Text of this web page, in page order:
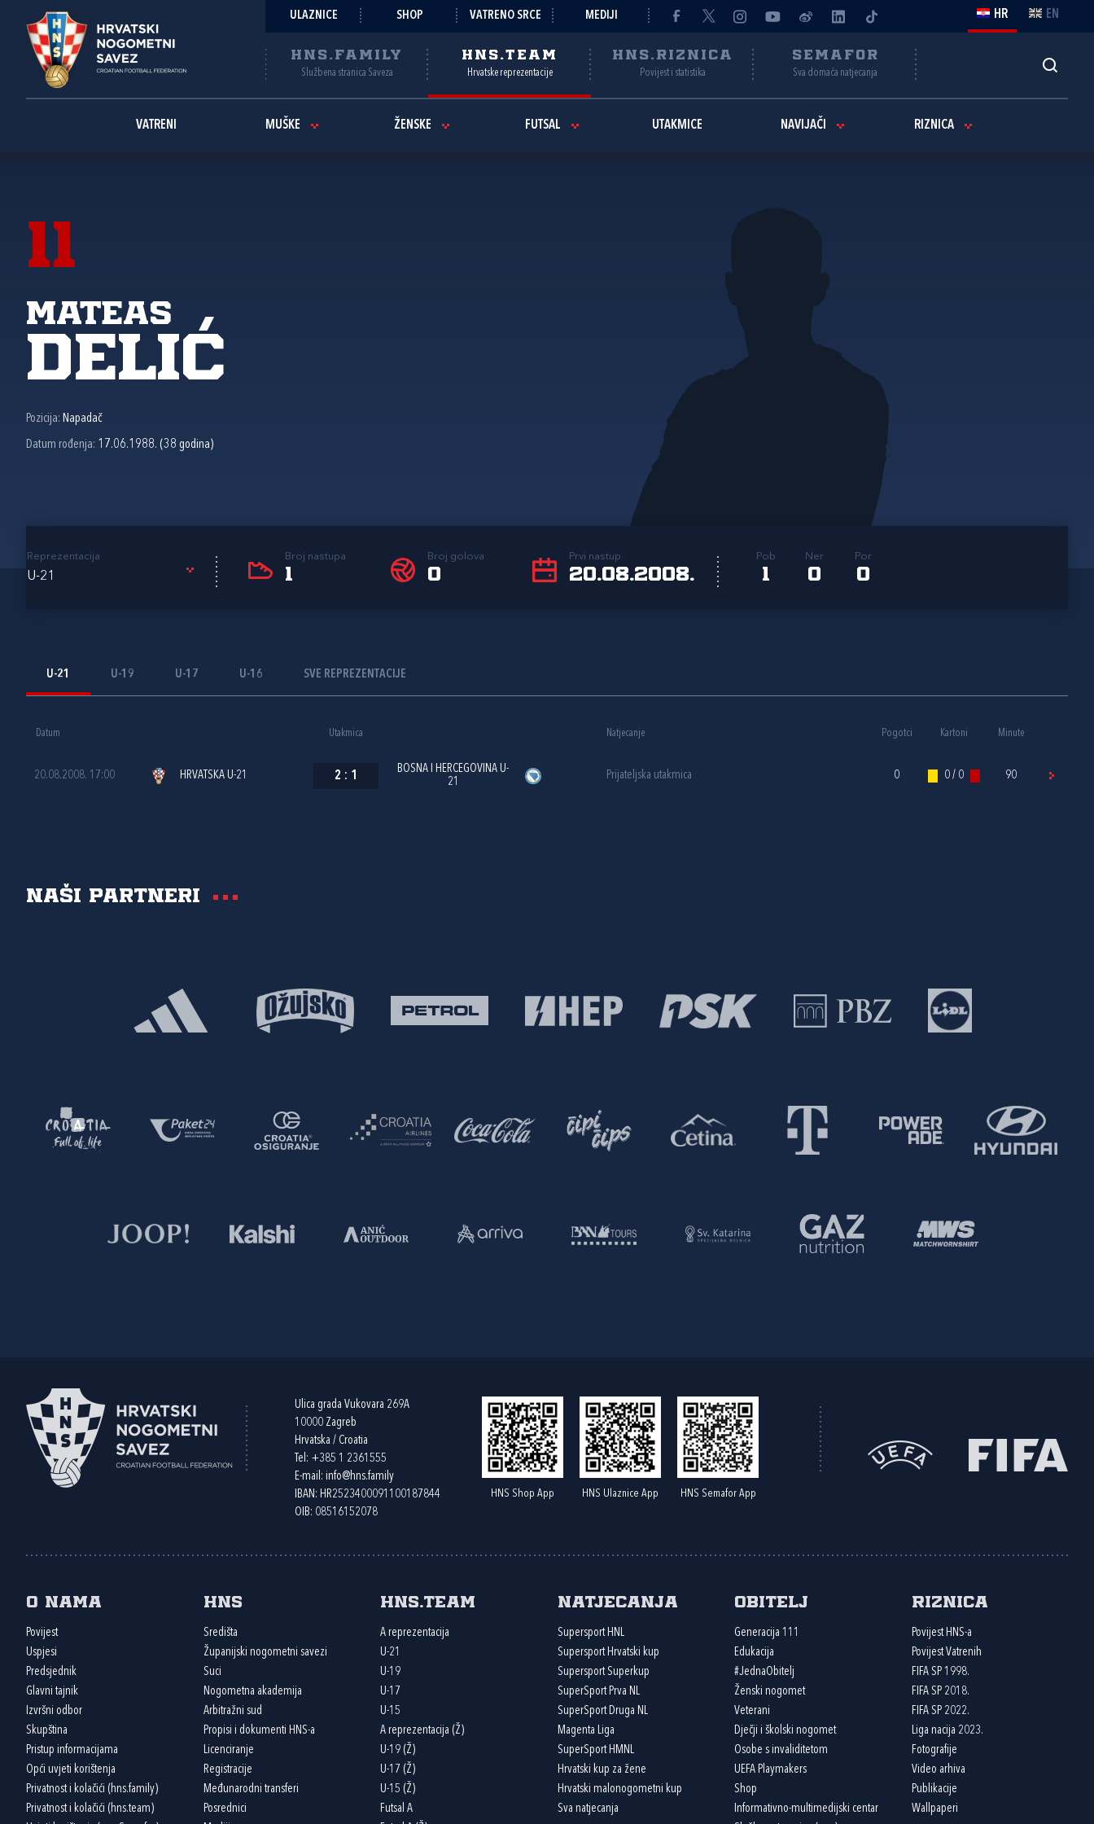
ULAZNICE SHOP VATRENO SRCE MEDIJI HR EN
HNS.FAMILY
Službena stranica Saveza
HNS.TEAM
Hrvatske reprezentacije
HNS.RIZNICA
Povijest i statistika
SEMAFOR
Sva domaća natjecanja
VATRENI MUŠKE ŽENSKE FUTSAL UTAKMICE NAVIJAČI RIZNICA
11
Mateas
Delić
Pozicija: Napadač
Datum rođenja: 17.06.1988. (38 godina)
Reprezentacija
U-21
Broj nastupa
1
Broj golova
0
Prvi nastup
20.08.2008.
Pob
1
Ner
0
Por
0
U-21 U-19 U-17 U-16 SVE REPREZENTACIJE
Datum Utakmica Natjecanje Pogotci Kartoni Minute
20.08.2008. 17:00 HRVATSKA U-21 2 : 1
BOSNA I HERCEGOVINA U-
21
Prijateljska utakmica 0 0 / 0 90
Naši partneri
Ulica grada Vukovara 269A
10000 Zagreb
Hrvatska / Croatia
Tel: +385 1 2361555
E-mail: info@hns.family
IBAN: HR2523400091100187844
OIB: 08516152078
HNS Shop App HNS Ulaznice App HNS Semafor App
O nama
Povijest
Uspjesi
Predsjednik
Glavni tajnik
Izvršni odbor
Skupština
Pristup informacijama
Opći uvjeti korištenja
Privatnost i kolačići (hns.family)
Privatnost i kolačići (hns.team)
HNS
Središta
Županijski nogometni savezi
Suci
Nogometna akademija
Arbitražni sud
Propisi i dokumenti HNS-a
Licenciranje
Registracije
Međunarodni transferi
Posrednici
HNS.team
A reprezentacija
U-21
U-19
U-17
U-15
A reprezentacija (Ž)
U-19 (Ž)
U-17 (Ž)
U-15 (Ž)
Futsal A
Natjecanja
Supersport HNL
Supersport Hrvatski kup
Supersport Superkup
SuperSport Prva NL
SuperSport Druga NL
Magenta Liga
SuperSport HMNL
Hrvatski kup za žene
Hrvatski malonogometni kup
Sva natjecanja
Obitelj
Generacija 111
Edukacija
#JednaObitelj
Ženski nogomet
Veterani
Dječji i školski nogomet
Osobe s invaliditetom
UEFA Playmakers
Shop
Informativno-multimedijski centar
Riznica
Povijest HNS-a
Povijest Vatrenih
FIFA SP 1998.
FIFA SP 2018.
FIFA SP 2022.
Liga nacija 2023.
Fotografije
Video arhiva
Publikacije
Wallpaperi